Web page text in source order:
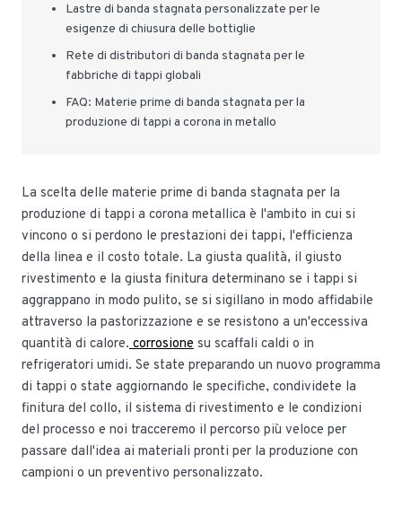
Lastre di banda stagnata personalizzate per le
esigenze di chiusura delle bottiglie
Rete di distributori di banda stagnata per le
fabbriche di tappi globali
FAQ: Materie prime di banda stagnata per la
produzione di tappi a corona in metallo
La scelta delle materie prime di banda stagnata per la
produzione di tappi a corona metallica è l'ambito in cui si
vincono o si perdono le prestazioni dei tappi, l'efficienza
della linea e il costo totale. La giusta qualità, il giusto
rivestimento e la giusta finitura determinano se i tappi si
aggrappano in modo pulito, se si sigillano in modo affidabile
attraverso la pastorizzazione e se resistono a un'eccessiva
quantità di calore. corrosione su scaffali caldi o in
refrigeratori umidi. Se state preparando un nuovo programma
di tappi o state aggiornando le specifiche, condividete la
finitura del collo, il sistema di rivestimento e le condizioni
del processo e noi tracceremo il percorso più veloce per
passare dall'idea ai materiali pronti per la produzione con
campioni o un preventivo personalizzato.